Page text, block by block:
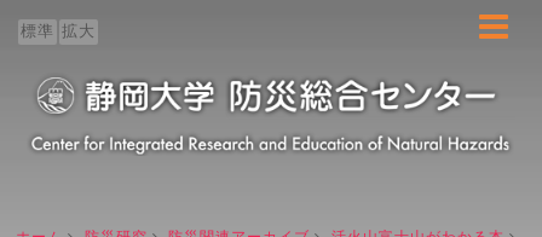
標準 拡大
センター概要
防災研究